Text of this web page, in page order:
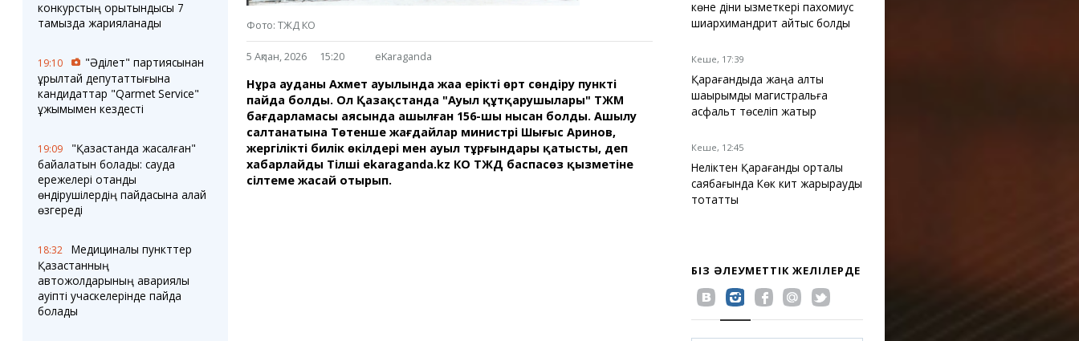
Бейне
3D туры
Автобус аялдамалары
қызметі
Компаниялар каталогы
алыңыз, оңай!
конкурстың қорытындысы 7
тамызда жарияланады
19:10
"Әділет" партиясынан
құрылтай депутаттығына
кандидаттар "Qarmet Service"
ұжымымен кездесті
19:09
"Қазақстанда жасалған"
байқалатын болады: сауда
ережелері отандық
өндірушілердің пайдасына қалай
өзгереді
18:32
Медициналық пункттер
Қазақстанның
автожолдарының авариялық
қауіпті учаскелерінде пайда
болады
Фото: ТЖД КО
5 Ақпан, 2026 15:20 eKaraganda
Нұра ауданы Ахмет ауылында жаңа ерікті өрт сөндіру пункті
пайда болды. Ол Қазақстанда "Ауыл құтқарушылары" ТЖМ
бағдарламасы аясында ашылған 156-шы нысан болды. Ашылу
салтанатына Төтенше жағдайлар министрі Шыңғыс Аринов,
жергілікті билік өкілдері мен ауыл тұрғындары қатысты, деп
хабарлайды Тілші ekaraganda.kz КО ТЖД баспасөз қызметіне
сілтеме жасай отырып.
көне діни қызметкері пахомиус
шиархимандрит қайтыс болды
Кеше, 17:39
Қарағандыда жаңа алты
шақырымдық магистральға
асфальт төселіп жатыр
Кеше, 12:45
Неліктен Қарағанды орталық
саябағында Көк кит жарқырауды
тоқтатты
БІЗ ӘЛЕУМЕТТІК ЖЕЛІЛЕРДЕ